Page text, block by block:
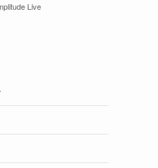
Live